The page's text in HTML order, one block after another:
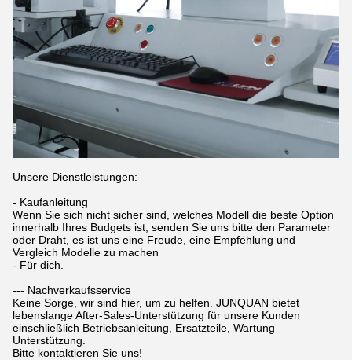
Unsere Dienstleistungen:
- Kaufanleitung
Wenn Sie sich nicht sicher sind, welches Modell die beste Option
innerhalb Ihres Budgets ist, senden Sie uns bitte den Parameter
oder Draht, es ist uns eine Freude, eine Empfehlung und
Vergleich Modelle zu machen
- Für dich.
--- Nachverkaufsservice
Keine Sorge, wir sind hier, um zu helfen. JUNQUAN bietet
lebenslange After-Sales-Unterstützung für unsere Kunden
einschließlich Betriebsanleitung, Ersatzteile, Wartung
Unterstützung.
Bitte kontaktieren Sie uns!